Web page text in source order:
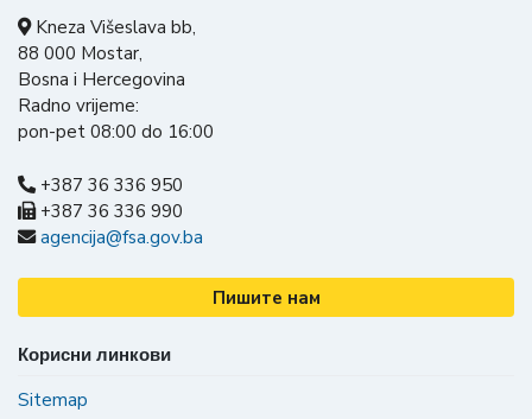
Kneza Višeslava bb,
88 000 Mostar,
Bosna i Hercegovina
Radno vrijeme:
pon-pet 08:00 do 16:00
+387 36 336 950
+387 36 336 990
agencija@fsa.gov.ba
Пишите нам
Корисни линкови
Sitemap